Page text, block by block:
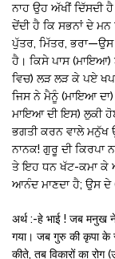
ਨਾਹ ਉਹ ਅੱਖੀਂ ਦਿੱਸਦੀ
ਦੇਂਦੀ ਹੈ ਕਿ ਸਭਨਾਂ ਦੇ
ਪੁੱਤਰ, ਮਿੱਤਰ,
ਹੈ। ਕਿਸੇ ਪਾਸ (ਮਾਇਆ)
ਵਿਚ) ਲੜ ਲੜ ਕੇ ਪਏ
ਜਿਸ ਨੇ ਮੈਨੂੰ (ਮਾਇਆ ਦਾ)
ਮਾਇਆ ਦੀ ਇਸ) ਲੁਕੀ
ਭਗਤੀ ਕਰਨ ਵਾਲੇ ਮਨੁੱਖ
ਨਾਨਕ! ਗੁਰੂ ਦੀ ਕਿਰਪਾ
ਤੇ ਇਹ ਧਨ ਖੱਟ-ਕਮਾ ਕੇ
ਆਨੰਦ ਮਾਣਦਾ ਹੈ; ਉਸ ਦੇ
अर्थ :-हे भाई ! जब मनुख
गया। जब गुरु की कृपा के
कीते, तब विकारों का